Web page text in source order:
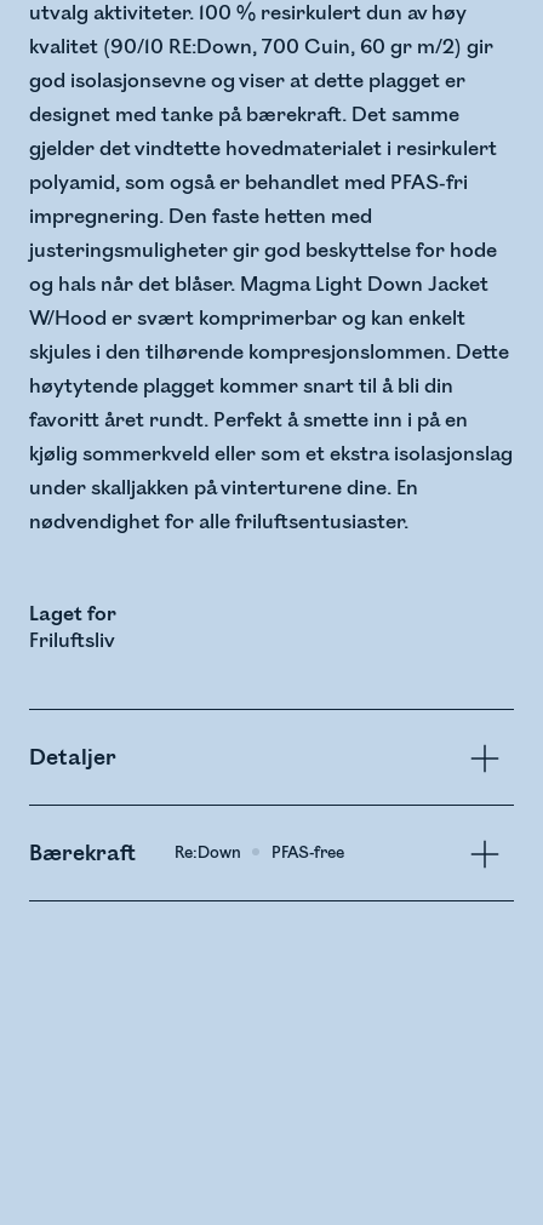
utvalg aktiviteter. 100 % resirkulert dun av høy
kvalitet (90/10 RE:Down, 700 Cuin, 60 gr m/2) gir
god isolasjonsevne og viser at dette plagget er
designet med tanke på bærekraft. Det samme
gjelder det vindtette hovedmaterialet i resirkulert
polyamid, som også er behandlet med PFAS-fri
impregnering. Den faste hetten med
justeringsmuligheter gir god beskyttelse for hode
og hals når det blåser. Magma Light Down Jacket
W/Hood er svært komprimerbar og kan enkelt
skjules i den tilhørende kompresjonslommen. Dette
høytytende plagget kommer snart til å bli din
favoritt året rundt. Perfekt å smette inn i på en
kjølig sommerkveld eller som et ekstra isolasjonslag
under skalljakken på vinterturene dine. En
nødvendighet for alle friluftsentusiaster.
Laget for
Friluftsliv
Detaljer
Bærekraft Re:Down PFAS-free